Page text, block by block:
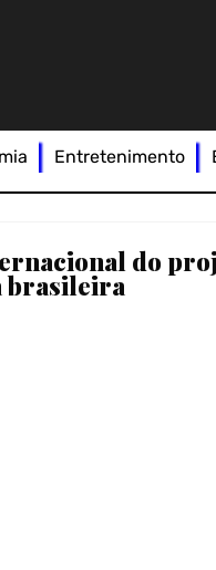
do
brasileira
Entretenimento